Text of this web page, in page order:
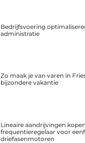
Bedrijfsvoering
administratie
Zo maak je van varen in
bijzondere vakantie
Lineaire aandrijvingen
frequentieregelaar voor
driefasenmotoren